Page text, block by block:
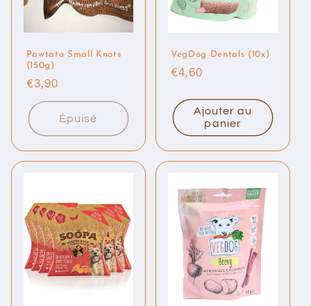
Pawtato Small Knots
(150g)
Prix
habituel
€3,90
Épuisé
VegDog Dentals (10x)
Prix
€4,60
Ajouter au
panier